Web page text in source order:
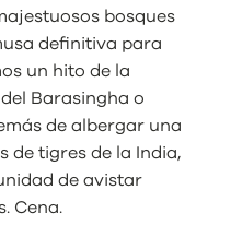
bosques
definitiva para
un hito de la
Barasingha o
de albergar una
de tigres de la India,
de avistar
Cena.